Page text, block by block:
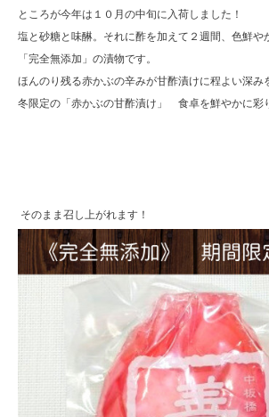
ところが今年は１０月の中旬に入荷しました！
塩と砂糖と味醂。それに酢を加えて２週間、色鮮や
「完全無添加」の漬物です。
ほんのり残る赤かぶの辛みが甘酢漬けに程よい深み
冬限定の「赤かぶの甘酢漬け」 食卓を鮮やかに彩
そのまま召し上がれます！